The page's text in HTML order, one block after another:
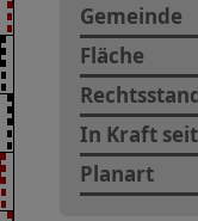
Gemeinde
Fläche
In Kraft seit
Planart